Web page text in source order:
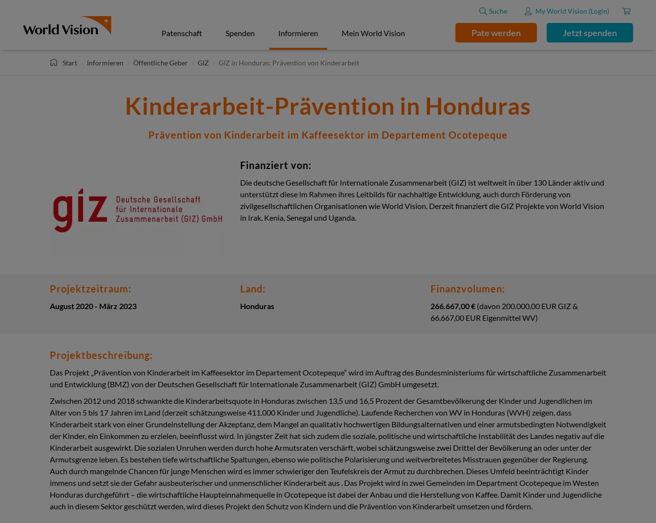
Patenschaft Spenden Informieren Mein World Vision Pate werden Jetzt spenden
Suche My World Vision (Login)
Start Informieren Öffentliche Geber GIZ GIZ in Honduras: Prävention von Kinderarbeit
Kinderarbeit-Prävention in Honduras
Prävention von Kinderarbeit im Kaffeesektor im Departement Ocotepeque
Finanziert von:
Die deutsche Gesellschaft für Internationale Zusammenarbeit (GIZ) ist weltweit in über 130 Länder aktiv und
unterstützt diese im Rahmen ihres Leitbilds für nachhaltige Entwicklung, auch durch Förderung von
zivilgesellschaftlichen Organisationen wie World Vision. Derzeit finanziert die GIZ Projekte von World Vision
in Irak, Kenia, Senegal und Uganda.
Projektzeitraum:
August 2020 - März 2023
Land:
Honduras
Finanzvolumen:
266.667,00 € (davon 200.000,00 EUR GIZ &
66.667,00 EUR Eigenmittel WV)
Projektbeschreibung:
Das Projekt „Prävention von Kinderarbeit im Kaffeesektor im Departement Ocotepeque“ wird im Auftrag des Bundesministeriums für wirtschaftliche Zusammenarbeit
und Entwicklung (BMZ) von der Deutschen Gesellschaft für Internationale Zusammenarbeit (GIZ) GmbH umgesetzt.
Zwischen 2012 und 2018 schwankte die Kinderarbeitsquote in Honduras zwischen 13,5 und 16,5 Prozent der Gesamtbevölkerung der Kinder und Jugendlichen im
Alter von 5 bis 17 Jahren im Land (derzeit schätzungsweise 411.000 Kinder und Jugendliche). Laufende Recherchen von WV in Honduras (WVH) zeigen, dass
Kinderarbeit stark von einer Grundeinstellung der Akzeptanz, dem Mangel an qualitativ hochwertigen Bildungsalternativen und einer armutsbedingten Notwendigkeit
der Kinder, ein Einkommen zu erzielen, beeinflusst wird. In jüngster Zeit hat sich zudem die soziale, politische und wirtschaftliche Instabilität des Landes negativ auf die
Kinderarbeit ausgewirkt. Die sozialen Unruhen werden durch hohe Armutsraten verschärft, wobei schätzungsweise zwei Drittel der Bevölkerung an oder unter der
Armutsgrenze leben. Es bestehen tiefe wirtschaftliche Spaltungen, ebenso wie politische Polarisierung und weitverbreitetes Misstrauen gegenüber der Regierung.
Auch durch mangelnde Chancen für junge Menschen wird es immer schwieriger den Teufelskreis der Armut zu durchbrechen. Dieses Umfeld beeinträchtigt Kinder
immens und setzt sie der Gefahr ausbeuterischer und unmenschlicher Kinderarbeit aus . Das Projekt wird in zwei Gemeinden im Department Ocotepeque im Westen
Honduras durchgeführt – die wirtschaftliche Haupteinnahmequelle in Ocotepeque ist dabei der Anbau und die Herstellung von Kaffee. Damit Kinder und Jugendliche
auch in diesem Sektor geschützt werden, wird dieses Projekt den Schutz von Kindern und die Prävention von Kinderarbeit umsetzen und fördern.